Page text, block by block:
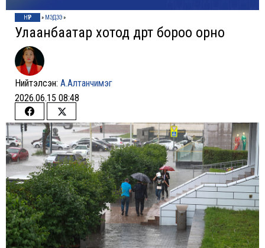
НҮҮР » МЭДЭЭ»
Улаанбаатар хотод өдөртөө бороо орно
Нийтэлсэн: А.Алтанчимэг
2026.06.15 08:48
Share
on
Facebook
Share
Twitter